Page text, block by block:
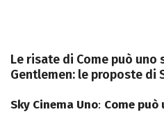
Le risate di Come può uno
Gentlemen: le proposte di
Sky Cinema Uno: Come può